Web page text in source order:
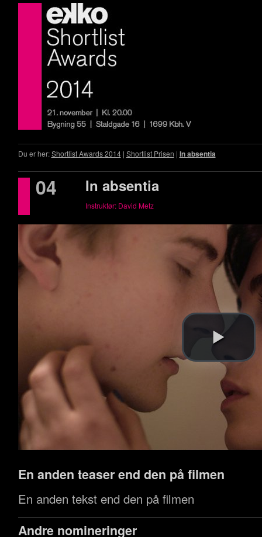
Du er her:Shortlist Awards 2014| Shortlist Prisen | In absentia
04 In absentia
Instruktør: David Metz
En anden teaser end den på filmen
En anden tekst end den på filmen
Andre nomineringer